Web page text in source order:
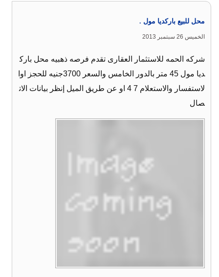
محل للبيع باركديا مول .
الخميس 26 سبتمبر 2013
شركه الحمه للاستثمار العقارى تقدم فرصه ذهبيه محل بارك
ديا مول 45 متر بالدور الخامس والسعر 3700جنيه للحجز اوا
لاستفسار والاستعلام 7 4 او عن طريق الميل إنظر بيانات الات
صال